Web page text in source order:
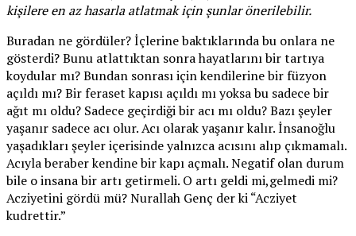
kişilere en az hasarla atlatmak için şunlar önerilebilir.
Buradan ne gördüler? İçlerine baktıklarında bu onlara ne
gösterdi? Bunu atlattıktan sonra hayatlarını bir tartıya
koydular mı? Bundan sonrası için kendilerine bir füzyon
açıldı mı? Bir feraset kapısı açıldı mı yoksa bu sadece bir
ağıt mı oldu? Sadece geçirdiği bir acı mı oldu? Bazı şeyler
yaşanır sadece acı olur. Acı olarak yaşanır kalır. İnsanoğlu
yaşadıkları şeyler içerisinde yalnızca acısını alıp çıkmamalı.
Acıyla beraber kendine bir kapı açmalı. Negatif olan durum
bile o insana bir artı getirmeli. O artı geldi mi,gelmedi mi?
Acziyetini gördü mü? Nurallah Genç der ki “Acziyet
kudrettir.”